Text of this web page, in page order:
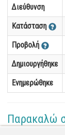
Διεύθυνση
Κατάσταση
Προβολή
Δημιουργήθηκε
Ενημερώθηκε
Παρακαλώ